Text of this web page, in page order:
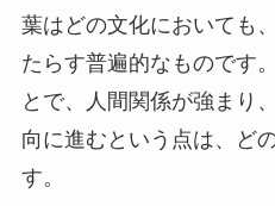
葉はどの文化においても
たらす普遍的なものです
とで、人間関係が強まり
向に進むという点は、ど
す。